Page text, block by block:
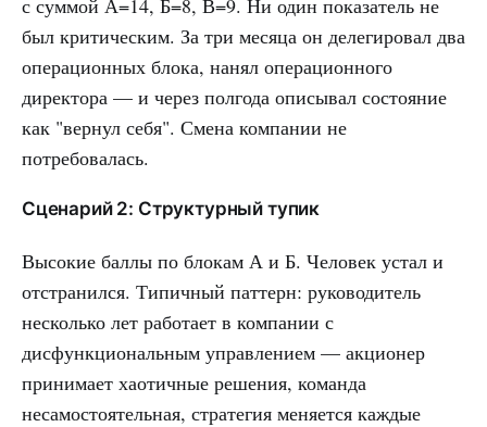
был критическим. За три месяца он делегировал два
операционных блока, нанял операционного
директора — и через полгода описывал состояние
как "вернул себя". Смена компании не
потребовалась.
Сценарий 2: Структурный тупик
Высокие баллы по блокам А и Б. Человек устал и
отстранился. Типичный паттерн: руководитель
несколько лет работает в компании с
дисфункциональным управлением — акционер
принимает хаотичные решения, команда
несамостоятельная, стратегия меняется каждые